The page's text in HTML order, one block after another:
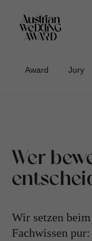
Award Jury
Wer
Wir setzen
Fachwissen pur: